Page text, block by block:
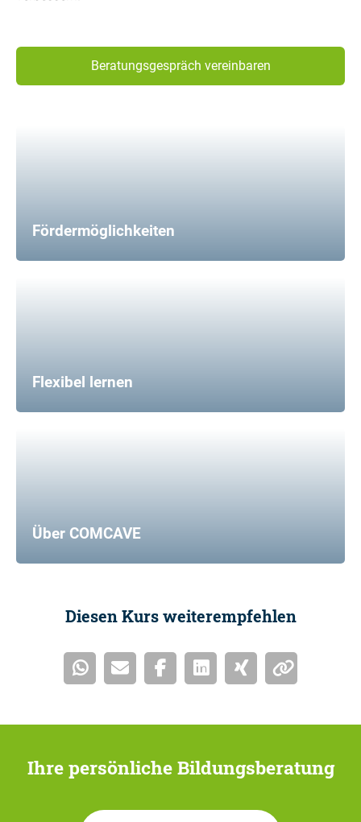
Beratungsgespräch vereinbaren
Fördermöglichkeiten
Flexibel lernen
Über COMCAVE
Diesen Kurs weiterempfehlen
Ihre persönliche Bildungsberatung